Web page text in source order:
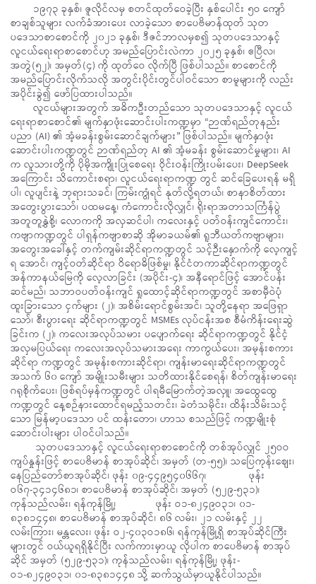
၁၉၇၃ ခုနှစ်၊ ဇူလိုင်လမှ စတင်ထုတ်ဝေခဲ့ပြီး နှစ်ပေါင်း ၅ဝ ကျော်
စာချစ်သူများ လက်ခံအားပေး လာခဲ့သော စာပေဗိမာန်ထုတ် သုတ
ပဒေသာစာစောင်ကို ၂၀၂၁ ခုနှစ်၊ ဒီဇင်ဘာလမှစ၍ သုတပဒေသာနှင့်
လူငယ်ရေးရာစာစောင်ဟု အမည်ပြောင်းလဲကာ ၂၀၂၅ ခုနှစ်၊ ဧပြီလ၊
အတွဲ(၅၂)၊ အမှတ်(၄) ကို ထုတ်ဝေ လိုက်ပြီ ဖြစ်ပါသည်။ စာစောင်ကို
အမည်ပြောင်းလိုက်သလို အတွင်းပိုင်းတွင်ပါဝင်သော စာမူများကို လည်း
အပိုင်းခွဲ၍ ဖော်ပြထားပါသည်။
လူငယ်များအတွက် အဓိကဦးတည်သော သုတပဒေသာနှင့် လူငယ်
ရေးရာစာစောင်၏ မျက်နှာဖုံးဆောင်းပါးကဏ္ဍမှာ “ဉာဏ်ရည်တုနည်း
ပညာ (AI) ၏ အံ့မခန်းစွမ်းဆောင်ချက်များ” ဖြစ်ပါသည်။ မျက်နှာဖုံး
ဆောင်းပါးကဏ္ဍတွင် ဉာဏ်ရည်တု AI ၏ အံ့မခန်း စွမ်းဆောင်မှုများ၊ AI
က လူသားတို့ကို ပိုမိုအကျိုးပြုစေရေး ဝိုင်းဝန်းကြိုးပမ်းပေး၊ DeepSeek
အကြောင်း သိကောင်းစရာ၊ လူငယ်ရေးရာကဏ္ဍ တွင် ဆင်ခြေပေးရန် မရှိ
ပါ၊ လူပျင်းနဲ့ ဘုရားသခင်၊ ကြမ်းကျွံရင် နုတ်လို့ရတယ်၊ စာနာစိတ်ထား
အတွေးပွားသော်၊ ပထမနေ့၊ ကံကောင်းလိုလျှင်၊ ရိုးရာအတာသင်္ကြန်ပွဲ
အတူတူနွှဲစို့၊ လောကကို အလှဆင်ပါ၊ ကလေးနှင့် ပတ်ဝန်းကျင်ကောင်း၊
ကဗျာကဏ္ဍတွင် ပါရှန်ကဗျာစာဆို အိုမာခယမ်၏ ရူဘီယတ်ကဗျာများ၊
အတွေးအခေါ်နှင့် တက်ကျမ်းဆိုင်ရာကဏ္ဍတွင် သင့်ဉီးနှောက်ကို လေ့ကျင့်
ရ အောင်၊ ကျင့်ဝတ်ဆိုင်ရာ ဝိရောဓိဖြစ်မှု၊ နိုင်ငံတကာဆိုင်ရာကဏ္ဍတွင်
အန်ကာနယ်မြေကို လေ့လာခြင်း (အပိုင်း-၄)၊ အနီရောင်ဖြင့် အောင်ပန်း
ဆင်မည်၊ သဘာဝပတ်ဝန်းကျင် ရှုထောင့်ဆိုင်ရာကဏ္ဍတွင် အစာမှီဝဲပုံ
ထူးခြားသော ငှက်များ (၂)၊ အစိမ်းရောင်စွမ်းအင်၊ သူတို့နေရာ အဖြေရှာ
သော်၊ စီးပွားရေး ဆိုင်ရာကဏ္ဍတွင် MSMEs လုပ်ငန်းအစ စီမံကိန်းရေးဆွဲ
ခြင်းက (၂)၊ ကလေးအလုပ်သမား ပပျောက်ရေး ဆိုင်ရာကဏ္ဍတွင် နိုင်ငံ့
အလှမပြယ်ရေး ကလေးအလုပ်သမားအရေး ကာကွယ်ပေး၊ အမုန်းစကား
ဆိုင်ရာ ကဏ္ဍတွင် အမုန်းစကားဆိုင်ရာ၊ ကျန်းမာရေးဆိုင်ရာကဏ္ဍတွင်
အသက် ၆၀ ကျော် အမျိုးသမီးများ သတိထားနိုင်စေရန်၊ စိတ်ကျန်းမာရေး
ဂရုစိုက်ပေး၊ ဖြစ်ရပ်မှန်ကဏ္ဍတွင် ပါရမီမြောက်တဲ့အလှူ၊ အထွေထွေ
ကဏ္ဍတွင် နေ့စဉ်နားထောင်ရမည့်သတင်း၊ ခဲတံသမိုင်း၊ ထိန်းသိမ်းသင့်
သော မြန်မာ့ပဒေသာ ပင် ထန်းတော၊ ဟာသ စသည်ဖြင့် ကဏ္ဍမျိုးစုံ
ဆောင်းပါးများ ပါဝင်ပါသည်။
သုတပဒေသာနှင့် လူငယ်ရေးရာစာစောင်ကို တစ်အုပ်လျှင် ၂၅ဝဝ
ကျပ်နှုန်းဖြင့် စာပေဗိမာန် စာအုပ်ဆိုင်၊ အမှတ် (တ-၅၅)၊ သပြေကုန်းစျေး၊
နေပြည်တော်စာအုပ်ဆိုင်၊ ဖုန်း ၀၉-၄၄၉၅၄၀၆၆၇၊ ဖုန်း
ဝ၆၇-၃၄၁၄၆၈၁၊ စာပေဗိမာန် စာအုပ်ဆိုင်၊ အမှတ် (၅၂၉-၅၃၁)၊
ကုန်သည်လမ်း၊ ရန်ကုန်မြို့၊ ဖုန်း ဝ၁-၈၂၄၉ဝ၃၁၊ ၀၁-
၈၃၈၁၄၄၈၊ စာပေဗိမာန် စာအုပ်ဆိုင်၊ ၈၆ လမ်း၊ ၂၁ လမ်းနှင့် ၂၂
လမ်းကြား၊ မန္တလေး၊ ဖုန်း ဝ၂-၄၀၃ဝ၁၈၆၊ ရန်ကုန်မြို့ရှိ စာအုပ်ဆိုင်ကြီး
များတွင် ဝယ်ယူရရှိနိုင်ပြီး လက်ကားမှာယူ လိုပါက စာပေဗိမာန် စာအုပ်
ဆိုင် အမှတ် (၅၂၉-၅၃၁)၊ ကုန်သည်လမ်း၊ ရန်ကုန်မြို့၊ ဖုန်း-
ဝ၁-၈၂၄၉ဝ၃၁၊ ၀၁-၈၃၈၁၄၄၈ သို့ ဆက်သွယ်မှာယူနိုင်ပါသည်။